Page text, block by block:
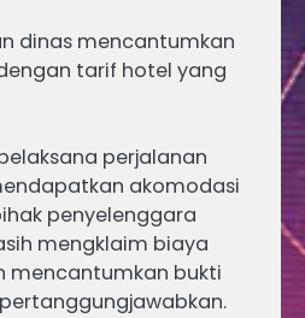
dinas mencantumkan
tarif hotel yang
perjalanan
akomodasi
penyelenggara
mengklaim biaya
mencantumkan bukti